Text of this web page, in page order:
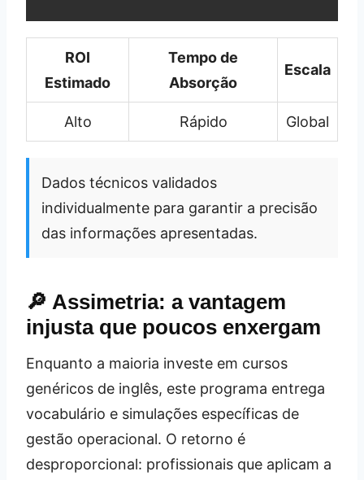
ROI
Estimado
Tempo de
Absorção
Escala
Alto Rápido Global
Dados técnicos validados
individualmente para garantir a precisão
das informações apresentadas.
🔎 Assimetria: a vantagem
injusta que poucos enxergam
Enquanto a maioria investe em cursos
genéricos de inglês, este programa entrega
vocabulário e simulações específicas de
gestão operacional. O retorno é
desproporcional: profissionais que aplicam a